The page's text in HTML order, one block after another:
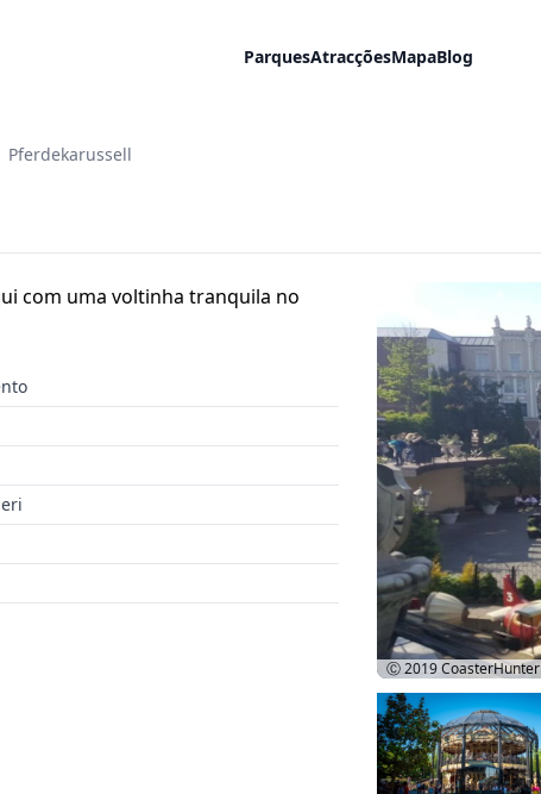
ParquesAtracçõesMapaBlog
Pferdekarussell
com uma voltinha tranquila no
Ⓒ 2019CoasterHunter